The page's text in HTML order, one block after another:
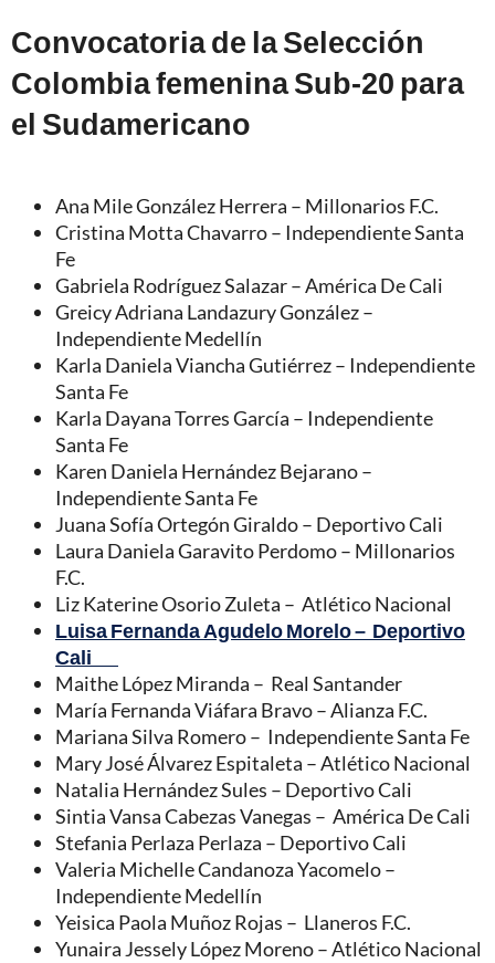
Convocatoria de la Selección
Colombia femenina Sub-20 para
el Sudamericano
Ana Mile González Herrera – Millonarios F.C.
Cristina Motta Chavarro – Independiente Santa
Fe
Gabriela Rodríguez Salazar – América De Cali
Greicy Adriana Landazury González –
Independiente Medellín
Karla Daniela Viancha Gutiérrez – Independiente
Santa Fe
Karla Dayana Torres García – Independiente
Santa Fe
Karen Daniela Hernández Bejarano –
Independiente Santa Fe
Juana Sofía Ortegón Giraldo – Deportivo Cali
Laura Daniela Garavito Perdomo – Millonarios
F.C.
Liz Katerine Osorio Zuleta – Atlético Nacional
Luisa Fernanda Agudelo Morelo – Deportivo
Cali
Maithe López Miranda – Real Santander
María Fernanda Viáfara Bravo – Alianza F.C.
Mariana Silva Romero – Independiente Santa Fe
Mary José Álvarez Espitaleta – Atlético Nacional
Natalia Hernández Sules – Deportivo Cali
Sintia Vansa Cabezas Vanegas – América De Cali
Stefania Perlaza Perlaza – Deportivo Cali
Valeria Michelle Candanoza Yacomelo –
Independiente Medellín
Yeisica Paola Muñoz Rojas – Llaneros F.C.
Yunaira Jessely López Moreno – Atlético Nacional